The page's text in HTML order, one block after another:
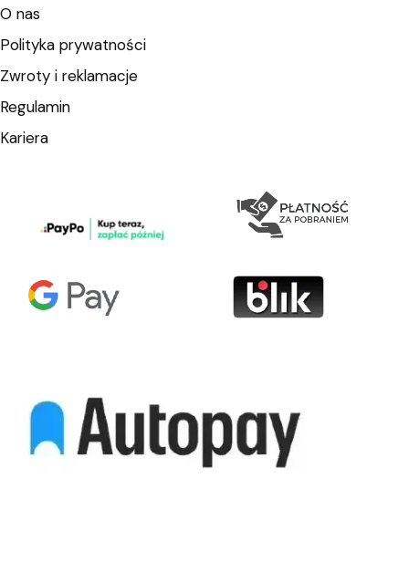
O nas
Polityka prywatności
Zwroty i reklamacje
Regulamin
Kariera